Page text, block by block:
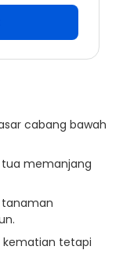
cabang bawah
memanjang
tanaman
kematian tetapi